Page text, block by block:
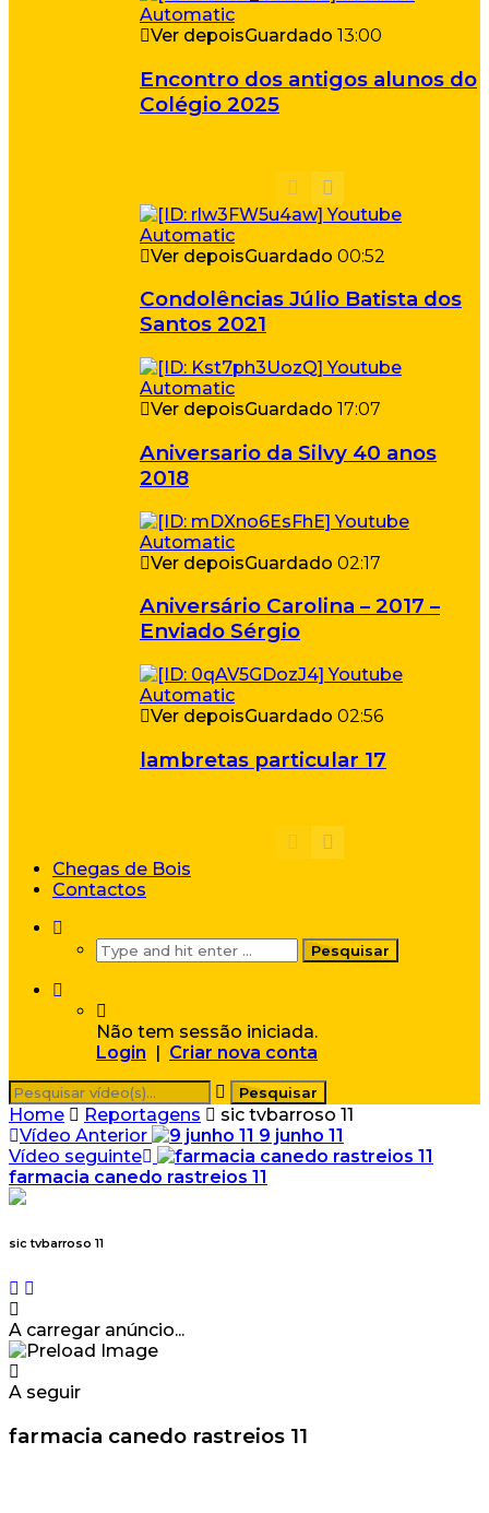
Ver depoisGuardado 13:00
Encontro dos antigos alunos do
Colégio 2025
Ver depoisGuardado 00:52
Condolências Júlio Batista dos
Santos 2021
Ver depoisGuardado 17:07
Aniversario da Silvy 40 anos
2018
Ver depoisGuardado 02:17
Aniversário Carolina – 2017 –
Enviado Sérgio
Ver depoisGuardado 02:56
lambretas particular 17
Chegas de Bois
Contactos
Não tem sessão iniciada.
Login
Criar nova conta
Home Reportagens
sic tvbarroso 11
Vídeo Anterior
9 junho 11
Vídeo seguinte
farmacia canedo rastreios 11
sic tvbarroso 11
A carregar anúncio...
A seguir
farmacia canedo rastreios 11